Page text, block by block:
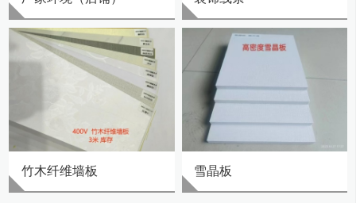
竹木纤维墙板 雪晶板